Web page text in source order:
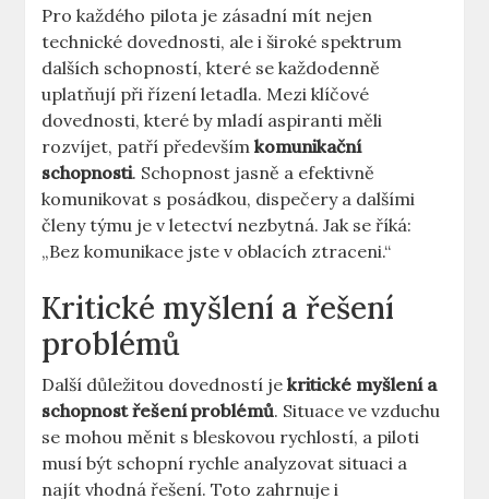
Pro každého ⁤pilota je zásadní ​mít nejen⁣
technické dovednosti,​ ale i ​široké spektrum
dalších schopností,‌ které se každodenně
uplatňují při řízení letadla. Mezi klíčové ​
dovednosti, které‍ by mladí aspiranti měli‍
rozvíjet, patří předevšímkomunikační
schopnosti. Schopnost ⁤jasně a efektivně
komunikovat s posádkou, dispečery a dalšími⁤
členy týmu je v letectví nezbytná. Jak se říká:
„Bez komunikace jste⁤ v oblacích ztraceni.“
Kritické myšlení​ a řešení⁢
problémů
Další ​důležitou dovedností jekritické myšlení a
schopnost řešení problémů. Situace ve vzduchu
se mohou měnit s bleskovou rychlostí, ⁣a piloti​
musí být ‍schopní rychle analyzovat situaci a
najít vhodná řešení. Toto zahrnuje i